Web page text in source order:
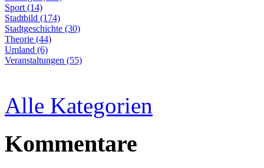
Sport (14)
Stadtbild (174)
Stadtgeschichte (30)
Theorie (44)
Umland (6)
Veranstaltungen (55)
Alle Kategorien
Kommentare